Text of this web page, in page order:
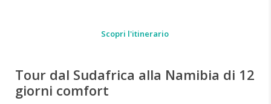
Scopri l'itinerario
Tour dal Sudafrica alla Namibia di 12
giorni comfort